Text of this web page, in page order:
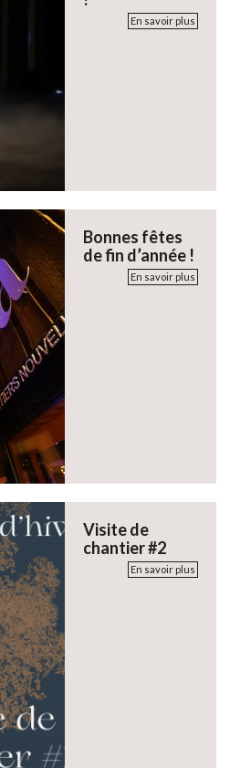
En savoir plus
Bonnes fêtes
de fin d’année !
En savoir plus
Visite de
chantier #2
En savoir plus